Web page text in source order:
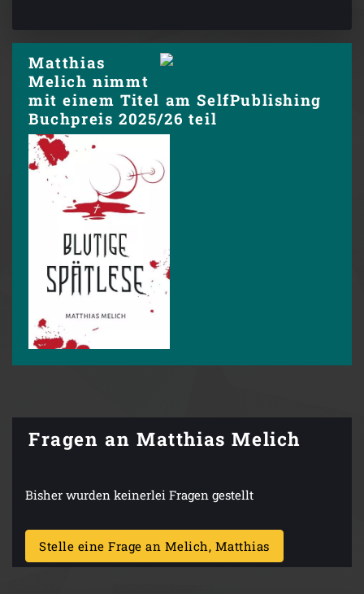
Matthias
Melich nimmt
mit einem Titel am SelfPublishing
Buchpreis 2025/26 teil
Fragen an Matthias Melich
Bisher wurden keinerlei Fragen gestellt
Stelle eine Frage an Melich, Matthias